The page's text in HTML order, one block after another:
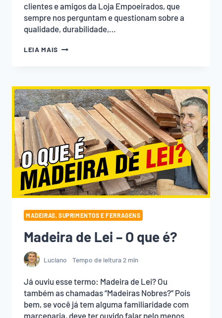
clientes e amigos da Loja Empoeirados, que
sempre nos perguntam e questionam sobre a
qualidade, durabilidade,…
LEIA MAIS SERROTE
SERROTE
JAPONÊS,
NÃO
COMPRE
ERRADO!
MADEIRAS, SUPRIMENTOS E FERRAGENS
Madeira de Lei – O que é?
Luciano Tempo de leitura2 min
Já ouviu esse termo: Madeira de Lei? Ou
também as chamadas “Madeiras Nobres?” Pois
bem, se você já tem alguma familiaridade com
marcenaria, deve ter ouvido falar pelo menos